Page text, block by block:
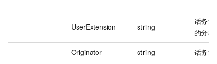
UserExtension string
话务
的分
Originator string 话务